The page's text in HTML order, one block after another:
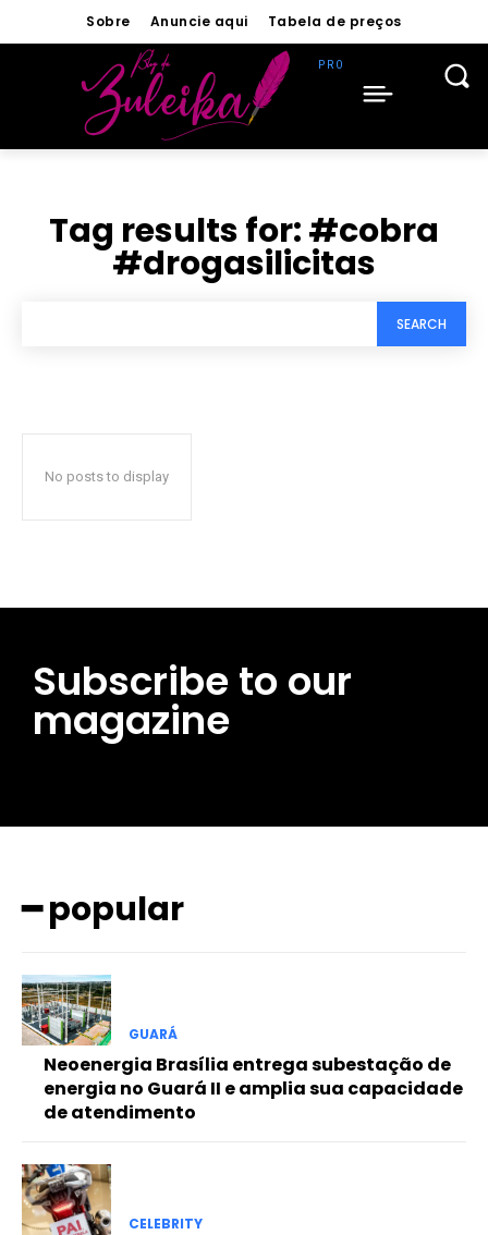
━ pricing plans
Free
Included for free:
Etiam est nibh, lobortis sit
Ut mollis pellentesque tortor
Nullam eu erat condimentum
Donec quis est ac felis
Sobre Anuncie aqui Tabela de preços
Tag results for:#cobra
#drogasilicitas
SEARCH
No posts to display
Subscribe to our
magazine
━ popular
GUARÁ
Neoenergia Brasília entrega subestação de
energia no Guará II e amplia sua capacidade
de atendimento
CELEBRITY